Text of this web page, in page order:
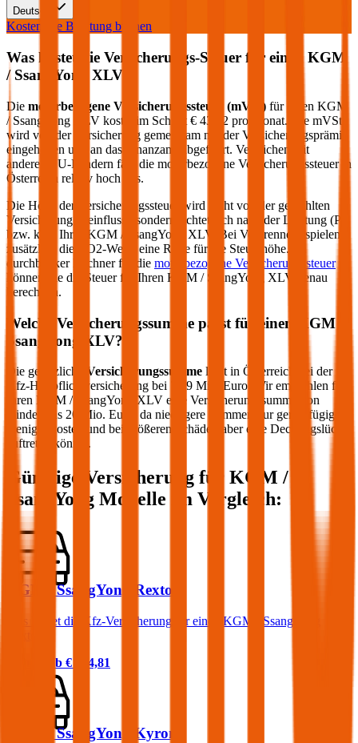
Deutsch
Kostenlose Beratung buchen
Was kostet die Versicherungs-Steuer für einen KGM
/ SsangYong
XLV
Die motorbezogene Versicherungssteuer (mVSt) für einen KGM
/ SsangYong
XLV kostet im Schnitt € 43,92 pro Monat. Die mVSt
wird von der Versicherung gemeinsam mit der Versicherungsprämie
eingehoben und an das Finanzamt abgeführt. Verglichen mit
anderen EU-Ländern fällt die motorbezogene Versicherungssteuer in
Österreich relativ hoch aus.
Die Höhe der Versicherungssteuer wird nicht von der gewählten
Versicherung beeinflusst, sondern richtet sich nach der Leistung (PS
bzw. kW) Ihres
KGM / SsangYong XLV
. Bei Verbrennern spielen
zusätzlich die CO2-Werte eine Rolle für die Steuerhöhe. Im
durchblicker Rechner für die motorbezogene Versicherungssteuer
können Sie die Steuer für Ihren KGM / SsangYong XLV
genau
berechnen.
Welche Versicherungssumme passt für einen
KGM /
SsangYong
XLV?
Die gesetzliche Versicherungssumme liegt in Österreich bei der
Kfz-Haftpflichtversicherung bei 7,79 Mio. Euro. Wir empfehlen für
Ihren KGM / SsangYong XLV eine Versicherungssumme von
mindestens 20 Mio. Euro, da niedrigere Summen nur geringfügig
weniger kosten und bei größeren Schäden aber eine Deckungslücke
auftreten könnte.
Günstige Versicherung für KGM /
SsangYong Modelle im Vergleich:
KGM / SsangYong Rexton
Was kostet die Kfz-Versicherung für einen KGM / SsangYong
Prämie ab € 164,81
KGM / SsangYong Kyron